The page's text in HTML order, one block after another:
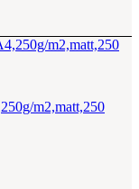
m2,matt,250